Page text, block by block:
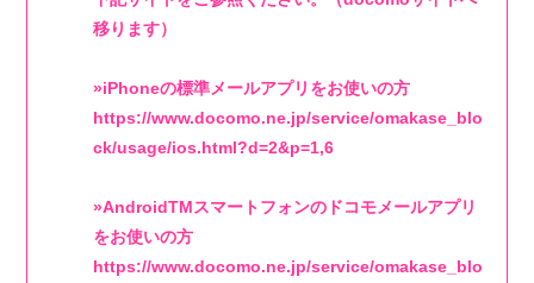
移ります）
»iPhoneの標準メールアプリをお使いの方
https://www.docomo.ne.jp/service/omakase_blo
ck/usage/ios.html?d=2&p=1,6
»AndroidTMスマートフォンのドコモメールアプリ
をお使いの方
https://www.docomo.ne.jp/service/omakase_blo